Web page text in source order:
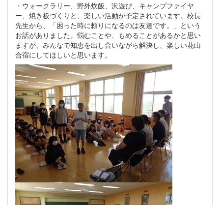
・ウォークラリー、野外炊飯、沢遊び、キャンプファイヤ
ー、焼き板づくりと、楽しい活動が予定されています。校長
先生から、「困った時に頼りになるのは友達です。」という
お話がありました。悩むことや、もめることがあるかと思い
ますが、みんなで知恵を出し合いながら解決し、楽しい花山
合宿にしてほしいと思います。